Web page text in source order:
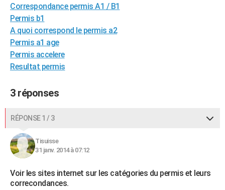
GUIDES D'ACHAT
BONS PLANS
CARTE DE VOEUX
Carte de Noël
Carte Bonne année
Carte Saint-Valentin
Carte Pâques
Carte d'anniversaire
Dictionnaire
Biographies
Citations
Expressions
Proverbes
PROGRAMME TV
COPAINS D'AVANT
S'inscrire
Se connecter
Lycées
Collèges
Primaires
Universités
Entreprises
Service militaire
Avis de recherche
AVIS DE DÉCÈS
FORUM
Bricolage
Lifestyle
Culture
Sport
Auto
Television
Voyage
Cinema
Correspondance permis A1 / B1
Permis b1
A quoi correspond le permis a2
Permis a1 age
Permis accelere
Resultat permis
3 réponses
RÉPONSE 1 / 3
Tisuisse
31 janv. 2014 à 07:12
Voir les sites internet sur les catégories du permis et leurs
correcondances.